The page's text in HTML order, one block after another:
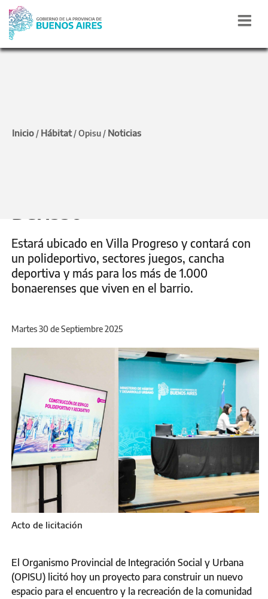
Inicio / Hábitat/Opisu / Noticias
Se licitó la construcción
Estará ubicado en Villa Progreso y contará con
un polideportivo, sectores juegos, cancha
deportiva y más para los más de 1.000
bonaerenses que viven en el barrio.
Martes 30 de Septiembre 2025
Acto de licitación
El Organismo Provincial de Integración Social y Urbana
(OPISU) licitó hoy un proyecto para construir un nuevo
espacio para el encuentro y la recreación de la comunidad